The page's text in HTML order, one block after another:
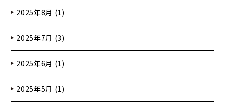
2025年8月 (1)
2025年7月 (3)
2025年6月 (1)
2025年5月 (1)